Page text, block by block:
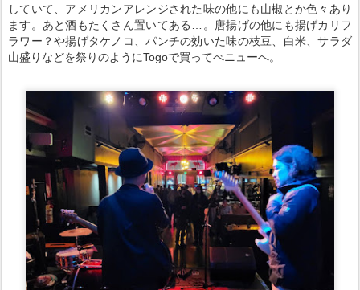
していて、アメリカンアレンジされた味の他にも山椒とか色々あり
ます。あと酒もたくさん置いてある…。唐揚げの他にも揚げカリフ
ラワー？や揚げタケノコ、パンチの効いた味の枝豆、白米、サラダ
山盛りなどを祭りのようにTogoで買ってべニューへ。